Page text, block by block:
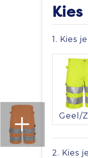
1. Kies
Geel/
2. Kies